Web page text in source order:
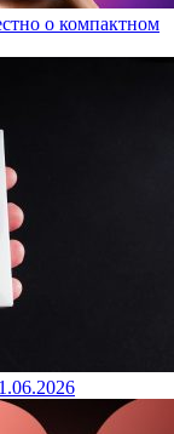
о компактном